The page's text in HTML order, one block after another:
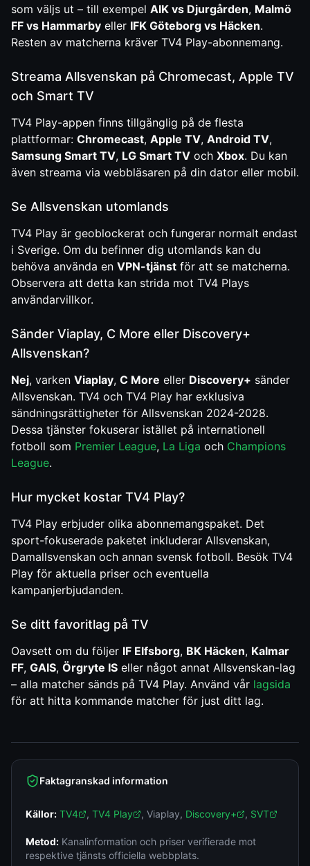
som väljs ut – till exempel AIK vs Djurgården, Malmö
FF vs Hammarby eller IFK Göteborg vs Häcken.
Resten av matcherna kräver TV4 Play-abonnemang.
Streama Allsvenskan på Chromecast, Apple TV
och Smart TV
TV4 Play-appen finns tillgänglig på de flesta
plattformar: Chromecast, Apple TV, Android TV,
Samsung Smart TV, LG Smart TV och Xbox. Du kan
även streama via webbläsaren på din dator eller mobil.
Se Allsvenskan utomlands
TV4 Play är geoblockerat och fungerar normalt endast
i Sverige. Om du befinner dig utomlands kan du
behöva använda en VPN-tjänst för att se matcherna.
Observera att detta kan strida mot TV4 Plays
användarvillkor.
Sänder Viaplay, C More eller Discovery+
Allsvenskan?
Nej, varken Viaplay, C More eller Discovery+ sänder
Allsvenskan. TV4 och TV4 Play har exklusiva
sändningsrättigheter för Allsvenskan 2024-2028.
Dessa tjänster fokuserar istället på internationell
fotboll som Premier League, La Liga och Champions
League.
Hur mycket kostar TV4 Play?
TV4 Play erbjuder olika abonnemangspaket. Det
sport-fokuserade paketet inkluderar Allsvenskan,
Damallsvenskan och annan svensk fotboll. Besök TV4
Play för aktuella priser och eventuella
kampanjerbjudanden.
Se ditt favoritlag på TV
Oavsett om du följer IF Elfsborg, BK Häcken, Kalmar
FF, GAIS, Örgryte IS eller något annat Allsvenskan-lag
– alla matcher sänds på TV4 Play. Använd vår lagsida
för att hitta kommande matcher för just ditt lag.
Faktagranskad information
Källor: TV4 , TV4 Play , Viaplay, Discovery+ , SVT
Metod: Kanalinformation och priser verifierade mot
respektive tjänsts officiella webbplats.